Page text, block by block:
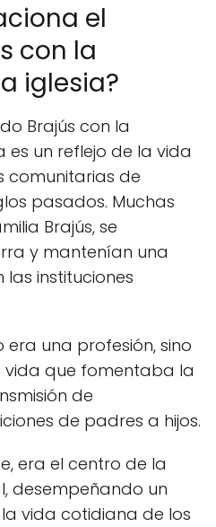
el
con la
iglesia?
Brajús con la
es un reflejo de la vida
comunitarias de
pasados. Muchas
Brajús, se
y mantenían una
instituciones
una profesión, sino
que fomentaba la
de
de padres a hijos.
era el centro de la
desempeñando un
vida cotidiana de los